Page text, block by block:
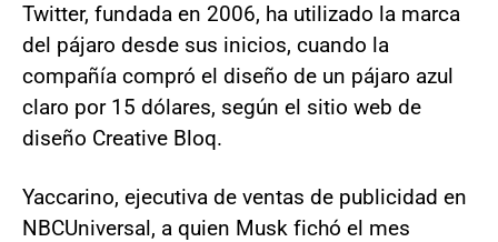
Twitter, fundada en 2006, ha utilizado la marca
del pájaro desde sus inicios, cuando la
compañía compró el diseño de un pájaro azul
claro por 15 dólares, según el sitio web de
diseño Creative Bloq.
Yaccarino, ejecutiva de ventas de publicidad en
NBCUniversal, a quien Musk fichó el mes